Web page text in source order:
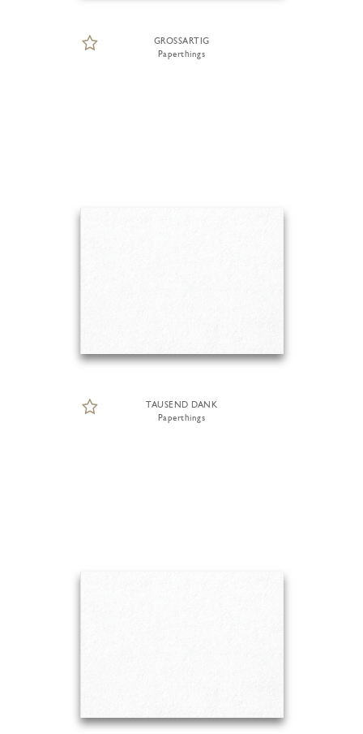
GROSSARTIG
Paperthings
TAUSEND DANK
Paperthings